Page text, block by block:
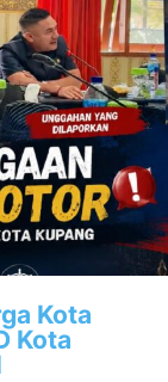
Kota
Kota